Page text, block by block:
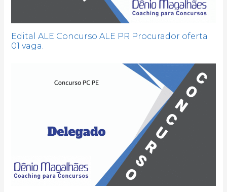
Edital ALE Concurso ALE PR Procurador oferta
01 vaga.